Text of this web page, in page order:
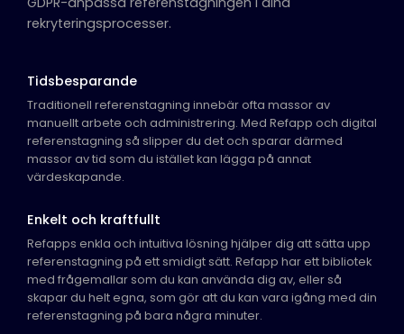
rekryteringsprocesser.
Tidsbesparande
Traditionell referenstagning innebär ofta massor av
manuellt arbete och administrering. Med Refapp och digital
referenstagning så slipper du det och sparar därmed
massor av tid som du istället kan lägga på annat
värdeskapande.
Enkelt och kraftfullt
Refapps enkla och intuitiva lösning hjälper dig att sätta upp
referenstagning på ett smidigt sätt. Refapp har ett bibliotek
med frågemallar som du kan använda dig av, eller så
skapar du helt egna, som gör att du kan vara igång med din
referenstagning på bara några minuter.